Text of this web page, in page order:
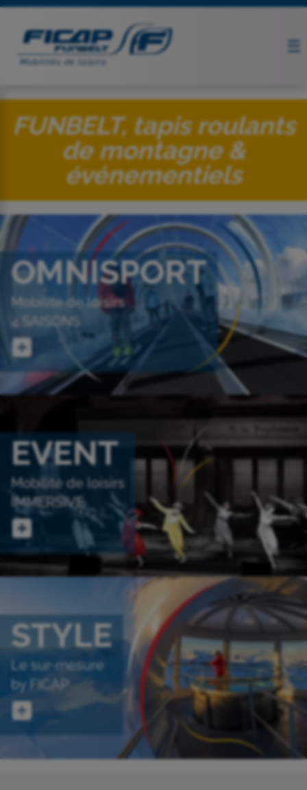
FUNBELT, tapis roulants
de montagne &
événementiels
OMNISPORT
Mobilité de loisirs
4 SAISONS
EVENT
Mobilité de loisirs
IMMERSIVE
STYLE
Le sur-mesure
by FICAP